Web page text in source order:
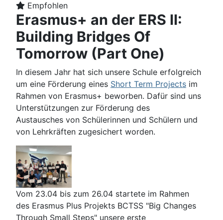
Empfohlen
Erasmus+ an der ERS II:
Building Bridges Of
Tomorrow (Part One)
In diesem Jahr hat sich unsere Schule erfolgreich
um eine Förderung eines Short Term Projects im
Rahmen von Erasmus+ beworben. Dafür sind uns
Unterstützungen zur Förderung des
Austausches von Schülerinnen und Schülern und
von Lehrkräften zugesichert worden.
Vom 23.04 bis zum 26.04 startete im Rahmen
des Erasmus Plus Projekts BCTSS "Big Changes
Through Small Steps" unsere erste